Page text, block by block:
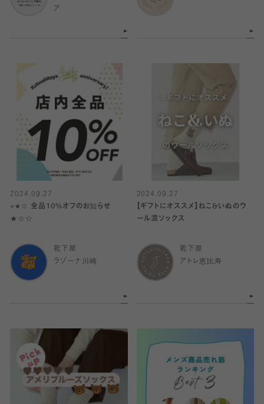
ア
2024.09.27
⭐︎★☆ 全品10%オフのお知らせ
★☆☆
靴下屋
ラゾーナ川崎
2024.09.27
【ギフトにオススメ】ねこ&いぬのウ
ール混ソックス
靴下屋
アトレ恵比寿